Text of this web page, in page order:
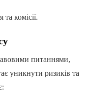
комісії.
питаннями,
уникнути ризиків та